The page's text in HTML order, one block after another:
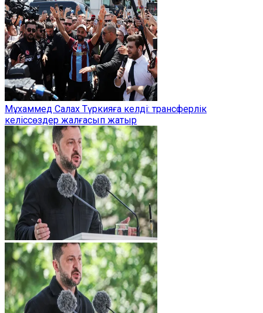
Мұхаммед Салах Түркияға келді: трансферлік
келіссөздер жалғасып жатыр